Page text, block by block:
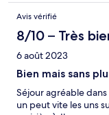
regard des
Avis vérifié
8/10 – Très
6 août 2023
Bien mais sans
Séjour agréable
un peut vite les uns